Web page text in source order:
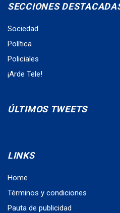
SECCIONES
Sociedad
Política
Policiales
¡Arde Tele!
ÚLTIMOS TWEETS
LINKS
Home
Términos y condiciones
Pauta de publicidad